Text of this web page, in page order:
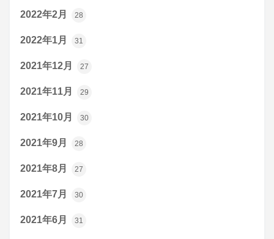
2022年2月 28
2022年1月 31
2021年12月 27
2021年11月 29
2021年10月 30
2021年9月 28
2021年8月 27
2021年7月 30
2021年6月 31